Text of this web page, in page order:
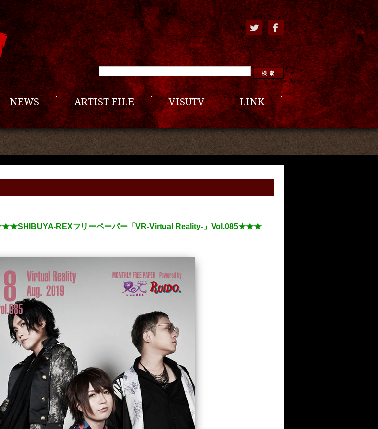
NEWS ARTIST FILE VISUTV LINK
REXフリーペーパー「VR-Virtual Reality-」Vol.085★★★